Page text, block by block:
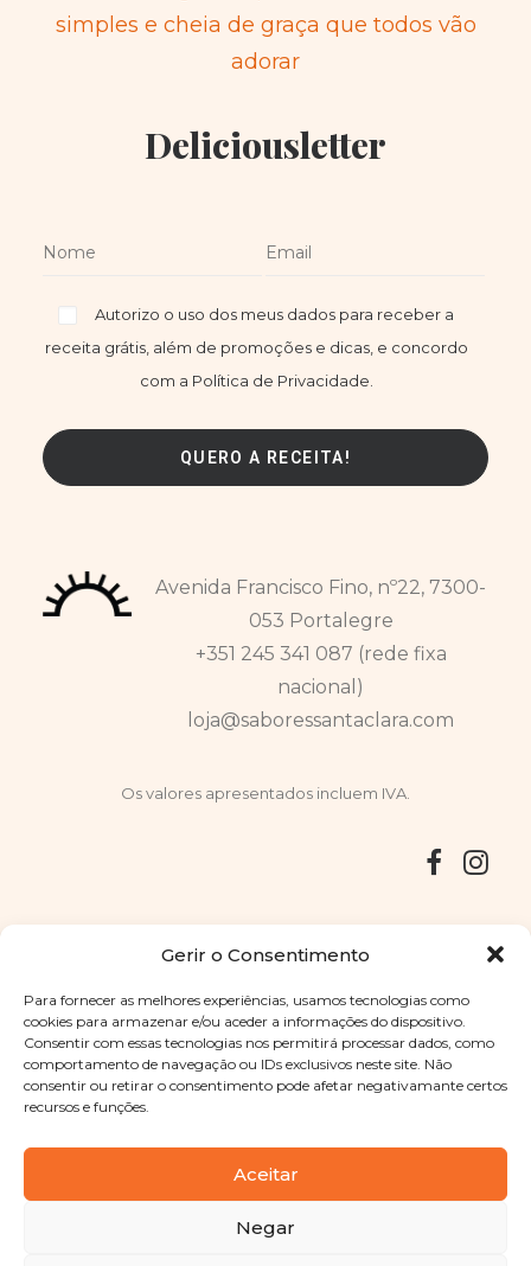
Gerir o Consentimento
Para fornecer as melhores experiências, usamos tecnologias como
cookies para armazenar e/ou aceder a informações do dispositivo.
Consentir com essas tecnologias nos permitirá processar dados, como
comportamento de navegação ou IDs exclusivos neste site. Não
consentir ou retirar o consentimento pode afetar negativamante certos
recursos e funções.
Aceitar
Negar
simples e cheia de graça que todos vão
adorar
Deliciousletter
Autorizo o uso dos meus dados para receber a
receita grátis, além de promoções e dicas, e concordo
com a Política de Privacidade.
Avenida Francisco Fino, nº22, 7300-
053 Portalegre
+351 245 341 087 (rede fixa
nacional)
loja@saboressantaclara.com
Os valores apresentados incluem IVA.
Copyright © 2025 Sabores Santa Clara
. Todos os direitos
reservadosPolítica de Privacidade |Termos e condições
Designed byShift Your Branding Agency